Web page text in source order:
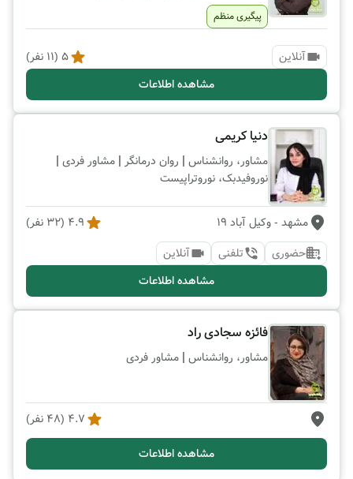
پیگیری منظم
آنلاین 5
(
11 نفر)
مشاهده اطلاعات
دنیا کریمی
مشاور، روانشناس | روان درمانگر | مشاور فردی |
نوروفیدبک، نوروتراپیست
مشهد - وکیل آباد 19 4.9
(
32 نفر)
حضوری
تلفنی
آنلاین
مشاهده اطلاعات
فائزه سجادی راد
مشاور، روانشناس | مشاور فردی
4.7
(
48 نفر)
مشاهده اطلاعات